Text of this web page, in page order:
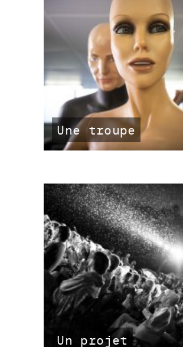
Une troupe
Un projet